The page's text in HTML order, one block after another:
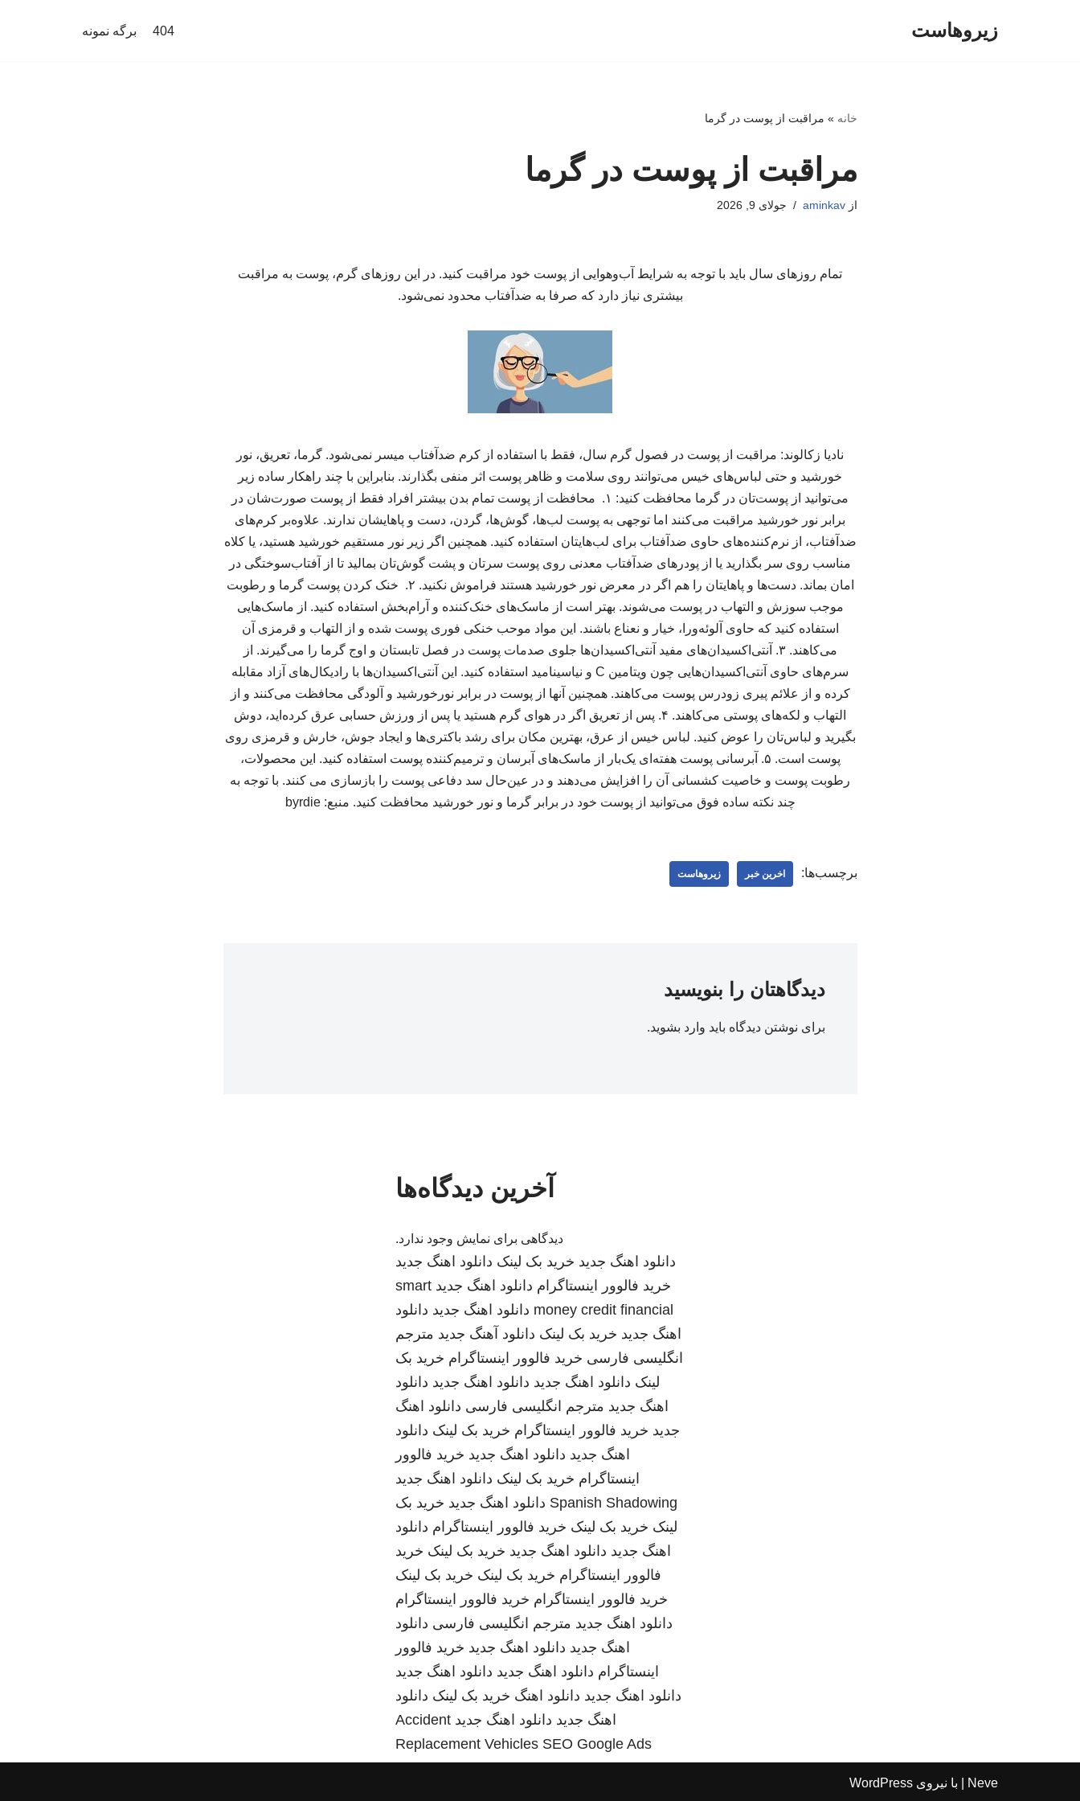
زیروهاست 404 برگه نمونه
خانه » مراقبت از پوست در گرما
مراقبت از پوست در گرما
ازaminkav جولای 9, 2026
تمام روزهای سال باید با توجه به شرایط آب‌وهوایی از پوست خود مراقبت کنید. در این روزهای گرم، پوست به مراقبت
بیشتری نیاز دارد که صرفا به ضدآفتاب محدود نمی‌شود.
نادیا زکالوند: مراقبت از پوست در فصول گرم سال، فقط با استفاده از کرم ضدآفتاب میسر نمی‌شود. گرما، تعریق، نور
خورشید و حتی لباس‌های خیس می‌توانند روی سلامت و ظاهر پوست اثر منفی بگذارند. بنابراین با چند راهکار ساده زیر
می‌توانید از پوست‌تان در گرما محافظت کنید: ۱. محافظت از پوست تمام بدن بیشتر افراد فقط از پوست صورت‌شان در
برابر نور خورشید مراقبت می‌کنند اما توجهی به پوست لب‌ها، گوش‌ها، گردن، دست و پاهایشان ندارند. علاوه‌بر کرم‌های
ضدآفتاب، از نرم‌کننده‌های حاوی ضدآفتاب برای لب‌هایتان استفاده کنید. همچنین اگر زیر نور مستقیم خورشید هستید، یا کلاه
مناسب روی سر بگذارید یا از پودرهای ضدآفتاب معدنی روی پوست سرتان و پشت گوش‌تان بمالید تا از آفتاب‌سوختگی در
امان بماند. دست‌ها و پاهایتان را هم اگر در معرض نور خورشید هستند فراموش نکنید. ۲. خنک کردن پوست گرما و رطوبت
موجب سوزش و التهاب در پوست می‌شوند. بهتر است از ماسک‌های خنک‌کننده و آرام‌بخش استفاده کنید. از ماسک‌هایی
استفاده کنید که حاوی آلوئه‌ورا، خیار و نعناع باشند. این مواد موحب خنکی فوری پوست شده و از التهاب و قرمزی آن
می‌کاهند. ۳. آنتی‌اکسیدان‌های مفید آنتی‌اکسیدان‌ها جلوی صدمات پوست در فصل تابستان و اوج گرما را می‌گیرند. از
سرم‌های حاوی آنتی‌اکسیدان‌هایی چون ویتامین C و نیاسینامید استفاده کنید. این آنتی‌اکسیدان‌ها با رادیکال‌های آزاد مقابله
کرده و از علائم پیری زودرس پوست می‌کاهند. همچنین آنها از پوست در برابر نورخورشید و آلودگی محافظت می‌کنند و از
التهاب و لکه‌های پوستی می‌کاهند. ۴. پس از تعریق اگر در هوای گرم هستید یا پس از ورزش حسابی عرق کرده‌اید، دوش
بگیرید و لباس‌تان را عوض کنید. لباس خیس از عرق، بهترین مکان برای رشد باکتری‌ها و ایجاد جوش‌، خارش و قرمزی روی
پوست است. ۵. آبرسانی پوست هفته‌ای یک‌بار از ماسک‌های آبرسان و ترمیم‌کننده پوست استفاده کنید. این محصولات،
رطوبت پوست و خاصیت کشسانی آن را افزایش می‌دهند و در عین‌حال سد دفاعی پوست را بازسازی می کنند. با توجه به
چند نکته ساده فوق می‌توانید از پوست خود در برابر گرما و نور خورشید محافظت کنید. منبع: byrdie
برچسب‌ها: اخرین خبر زیروهاست
دیدگاهتان را بنویسید
برای نوشتن دیدگاه باید وارد بشوید.
آخرین دیدگاه‌ها
دیدگاهی برای نمایش وجود ندارد.
دانلود اهنگ جدید خرید بک لینک دانلود اهنگ جدید
خرید فالوور اینستاگرام دانلود اهنگ جدید smart
money credit financial دانلود اهنگ جدید دانلود
اهنگ جدید خرید بک لینک دانلود آهنگ جدید مترجم
انگلیسی فارسی خرید فالوور اینستاگرام خرید بک
لینک دانلود اهنگ جدید دانلود اهنگ جدید دانلود
اهنگ جدید مترجم انگلیسی فارسی دانلود اهنگ
جدید خرید فالوور اینستاگرام خرید بک لینک دانلود
اهنگ جدید دانلود اهنگ جدید خرید فالوور
اینستاگرام خرید بک لینک دانلود اهنگ جدید
Spanish Shadowing دانلود اهنگ جدید خرید بک
لینک خرید بک لینک خرید فالوور اینستاگرام دانلود
اهنگ جدید دانلود اهنگ جدید خرید بک لینک خرید
فالوور اینستاگرام خرید بک لینک خرید بک لینک
خرید فالوور اینستاگرام خرید فالوور اینستاگرام
دانلود اهنگ جدید مترجم انگلیسی فارسی دانلود
اهنگ جدید دانلود اهنگ جدید خرید فالوور
اینستاگرام دانلود اهنگ جدید دانلود اهنگ جدید
دانلود اهنگ جدید دانلود اهنگ خرید بک لینک دانلود
اهنگ جدید دانلود اهنگ جدید Accident
Replacement Vehicles SEO Google Ads
Neve | با نیروی WordPress